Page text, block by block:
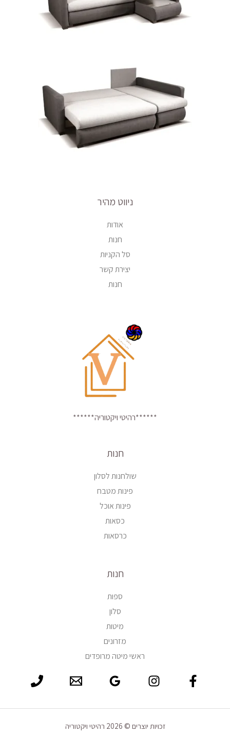
ניווט מהיר
אודות
חנות
סל הקניות
יצירת קשר
חנות
******רהיטי ויקטוריה******
חנות
שולחנות לסלון
פינות מטבח
פינות אוכל
כסאות
כרסאות
חנות
ספות
סלון
מיטות
מזרונים
ראשי מיטה מרופדים
זכויות יוצרים © 2026 רהיטי ויקטוריה